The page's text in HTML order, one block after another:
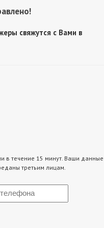
свяжутся с Вами в
в течение 15 минут. Ваши данные
третьим лицам.